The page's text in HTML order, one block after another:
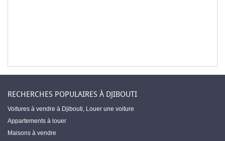
RECHERCHES POPULAIRES À DJIBOUTI
Voitures à vendre à Djibouti, Louer une voiture
Appartements à louer
Maisons à vendre